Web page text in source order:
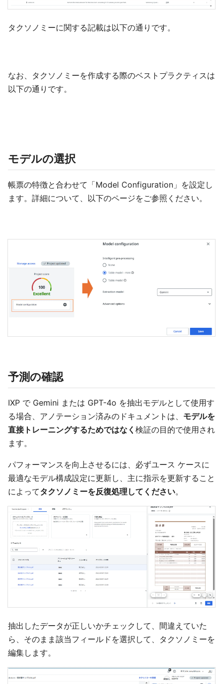
タクソノミーに関する記載は以下の通りです。
なお、タクソノミーを作成する際のベストプラクティスは
以下の通りです。
モデルの選択
帳票の特徴と合わせて「Model Configuration」を設定し
ます。詳細について、以下のページをご参照ください。
予測の確認
IXP で Gemini または GPT-4o を抽出モデルとして使用す
る場合、アノテーション済みのドキュメントは、 モデルを
直接トレーニングするためではなく 検証の目的で使用され
ます。
パフォーマンスを向上させるには、必ずユース ケースに
最適なモデル構成設定に更新し、主に指示を更新すること
によってタクソノミーを反復処理してください。
抽出したデータが正しいかチェックして、間違えていた
ら、そのまま該当フィールドを選択して、タクソノミーを
編集します。